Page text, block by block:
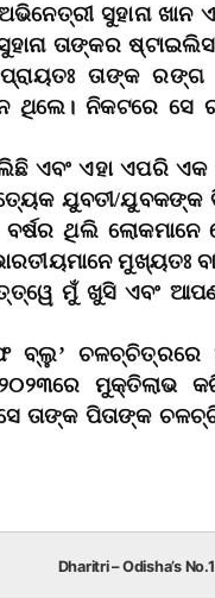
ସୁହାନା ଖାନ
ତାଙ୍କର
ତାଙ୍କ
ଥିଲେ। ନିକଟରେ ସେ
ଏବଂ ଏହା ଏପରି
ଯୁବତୀ/ଯୁବକଙ୍କ
ବର୍ଷର ଥିଲି
ମୁଖ୍ୟତଃ
ମୁଁ ଖୁସି ଏବଂ
ଅଫ ବ୍ଲୁ’
ମୁକ୍ତିଲାଭ
ତାଙ୍କ ପିତାଙ୍କ
Dharitri – Odisha’s